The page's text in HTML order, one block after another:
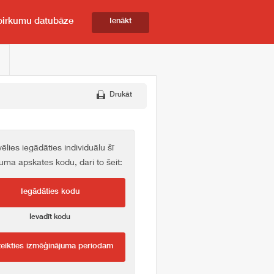
datubāze Ienākt
Drukāt
iegādāties individuālu šī
apskates kodu, dari to šeit:
Iegādāties kodu
Ievadīt kodu
izmēģinājuma periodam